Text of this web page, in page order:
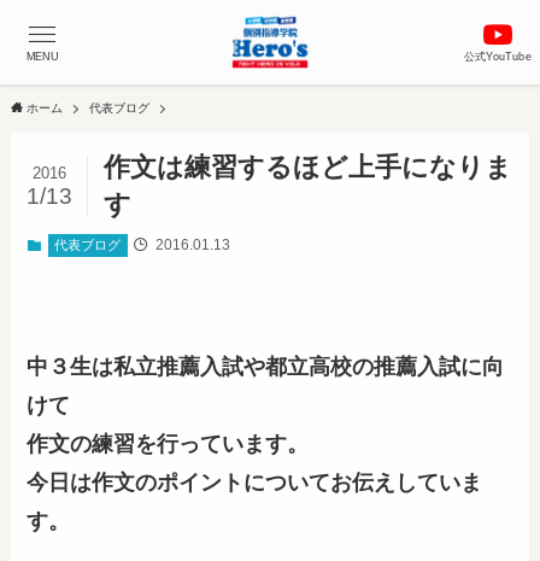
公式YouTube
MENU
ホーム 代表ブログ
作文は練習するほど上手になりま
す
2016
1/13
代表ブログ 2016.01.13
中３生は私立推薦入試や都立高校の推薦入試に向
けて
作文の練習を行っています。
今日は作文のポイントについてお伝えしていま
す。